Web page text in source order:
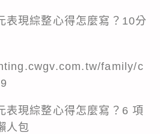
表現綜整心得怎麼寫？10分
family/c
表現綜整心得怎麼寫？6 項
人包